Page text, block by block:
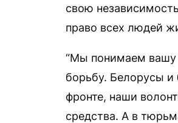
свою
право всех людей
“Мы понимаем
борьбу. Белорусы
фронте, наши
средства. А в